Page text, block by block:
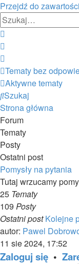
Przejdź do zawartości
Tematy bez
Aktywne tematy
Szukaj
Strona główna
Forum
Tematy
Posty
Ostatni post
Pomysły na pytania
Tutaj wrzucamy
25 Tematy
109 Posty
Ostatni post Kolejne
autor: Pawel
11 sie 2024, 17:52
Zaloguj się •